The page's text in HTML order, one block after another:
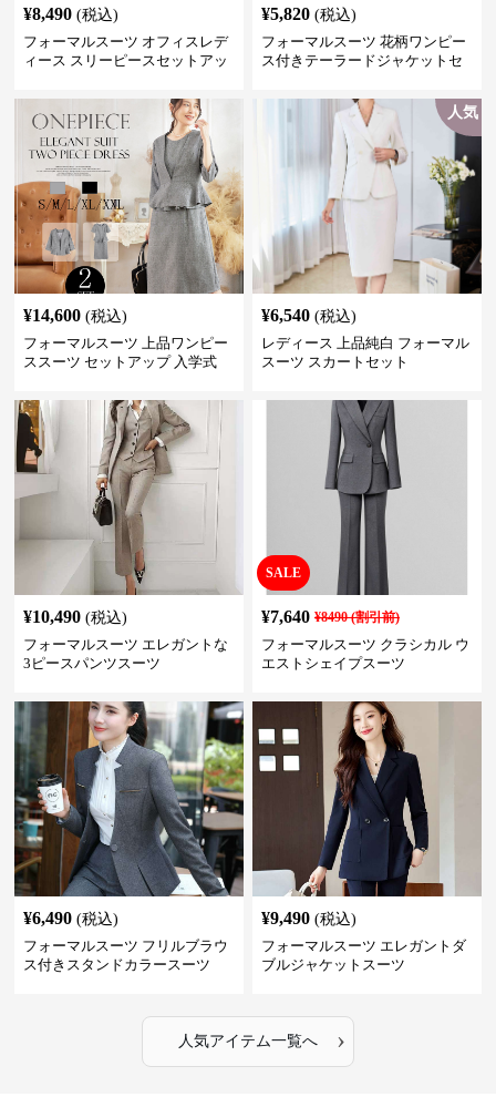
¥8,490 (税込)
フォーマルスーツ オフィスレデ
ィース スリーピースセットアッ
¥5,820 (税込)
フォーマルスーツ 花柄ワンピー
ス付きテーラードジャケットセ
¥14,600 (税込)
フォーマルスーツ 上品ワンピー
ススーツ セットアップ 入学式
人気
¥6,540 (税込)
レディース 上品純白 フォーマル
スーツ スカートセット
¥10,490 (税込)
フォーマルスーツ エレガントな
3ピースパンツスーツ
SALE
¥7,640 ¥8490(割引前)
フォーマルスーツ クラシカル ウ
エストシェイプスーツ
¥6,490 (税込)
フォーマルスーツ フリルブラウ
ス付きスタンドカラースーツ
¥9,490 (税込)
フォーマルスーツ エレガントダ
ブルジャケットスーツ
人気アイテム一覧へ ›